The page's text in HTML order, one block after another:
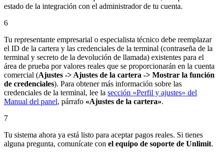
estado de la integración con el administrador de tu cuenta.
6
Tu representante empresarial o especialista técnico debe reemplazar
el ID de la cartera y las credenciales de la terminal (contraseña de la
terminal y secreto de la devolución de llamada) existentes para el
área de prueba por valores reales que se proporcionarán en la cuenta
comercial (Ajustes -> Ajustes de la cartera -> Mostrar la función
de credenciales). Para obtener más información sobre las
credenciales de la terminal, lee la sección «Perfil y ajustes» del
Manual del panel, párrafo «Ajustes de la cartera».
7
Tu sistema ahora ya está listo para aceptar pagos reales. Si tienes
alguna pregunta, comunícate con el equipo de soporte de Unlimit.